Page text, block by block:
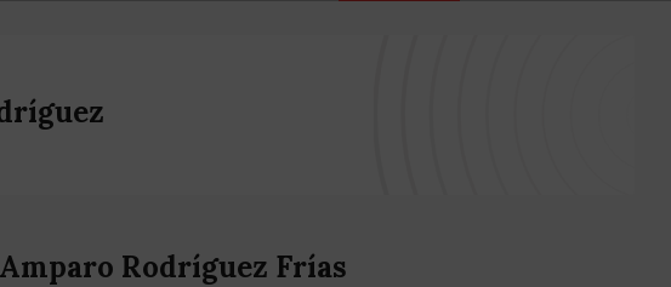
Rodríguez Frías